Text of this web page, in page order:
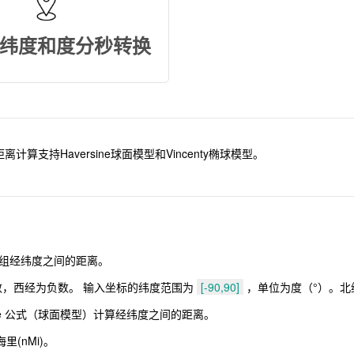
度和度分秒转换
计算支持Haversine球面模型和Vincenty椭球模型。
纬度之间的距离。
西经为负数。 输入坐标的纬度范围为 [-90,90] ，单位为度（°）。
式（球面模型）计算经纬度之间的距离。
(nMi)。